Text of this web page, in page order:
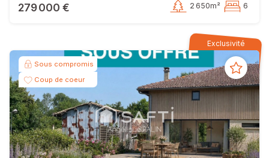
279 000 € 2 650m² 6
Exclusivité
Sous compromis
Coup de coeur